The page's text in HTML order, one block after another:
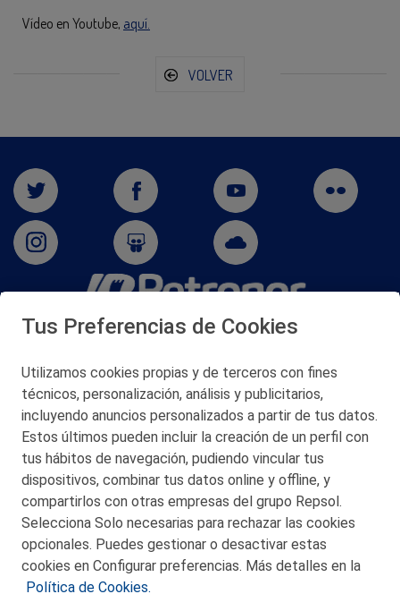
Vídeo en Youtube, aquí.
VOLVER
San Martín 5-Edificio Muñatones,
© 2026 Petronor S.A.
CONTACTO
MAPA WEB
POLITICA DE PRIVACIDAD
Tus Preferencias de Cookies
Utilizamos cookies propias y de terceros con fines
técnicos, personalización, análisis y publicitarios,
incluyendo anuncios personalizados a partir de tus datos.
Estos últimos pueden incluir la creación de un perfil con
tus hábitos de navegación, pudiendo vincular tus
dispositivos, combinar tus datos online y offline, y
compartirlos con otras empresas del grupo Repsol.
Selecciona Solo necesarias para rechazar las cookies
opcionales. Puedes gestionar o desactivar estas
cookies en Configurar preferencias. Más detalles en la
Política de Cookies.